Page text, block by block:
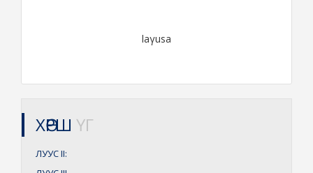
laγusa
ХӨРШ ҮГ
ЛУУСII: